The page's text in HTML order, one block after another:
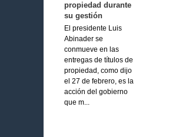
propiedad durante
su gestión
El presidente Luis
Abinader se
conmueve en las
entregas de títulos de
propiedad, como dijo
el 27 de febrero, es la
acción del gobierno
que m...